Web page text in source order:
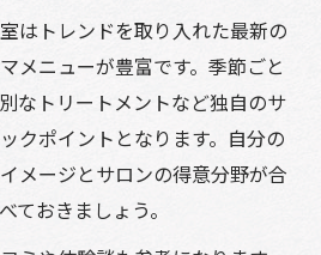
はトレンドを取り入れた最新の
メニューが豊富です。季節ごと
なトリートメントなど独自のサ
クポイントとなります。自分の
メージとサロンの得意分野が合
ておきましょう。